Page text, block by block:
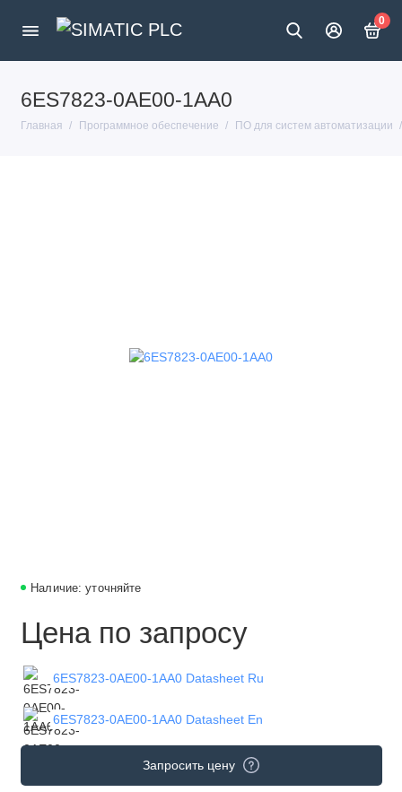
0
6ES7823-0AE00-1AA0
Главная Программное обеспечение ПО для систем автоматизации
Наличие: уточняйте
Цена по запросу
6ES7823-0AE00-1AA0 Datasheet Ru
6ES7823-0AE00-1AA0 Datasheet En
Запросить цену